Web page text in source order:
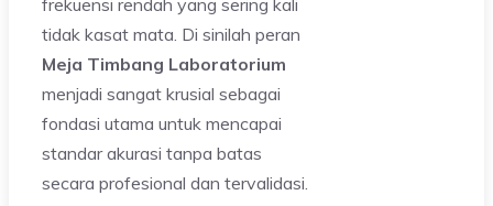
frekuensi rendah yang sering kali
tidak kasat mata. Di sinilah peran
Meja Timbang Laboratorium
menjadi sangat krusial sebagai
fondasi utama untuk mencapai
standar akurasi tanpa batas
secara profesional dan tervalidasi.